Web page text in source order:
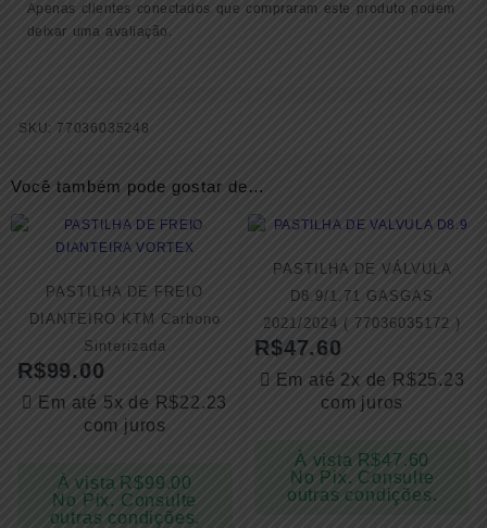
Apenas clientes conectados que compraram este produto podem
deixar uma avaliação.
SKU: 77036035248
Você também pode gostar de…
PASTILHA DE FREIO
DIANTEIRO KTM Carbono
Sinterizada
R$99.00
Em até 5x de R$22.23
com juros
À vista R$99.00
No Pix. Consulte
outras condições.
PASTILHA DE VÁLVULA
D8.9/1.71 GASGAS
2021/2024 ( 77036035172 )
R$47.60
Em até 2x de R$25.23
com juros
À vista R$47.60
No Pix. Consulte
outras condições.